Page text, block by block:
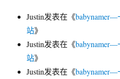
Justin发表在《
站》
Justin发表在《
站》
Justin发表在《